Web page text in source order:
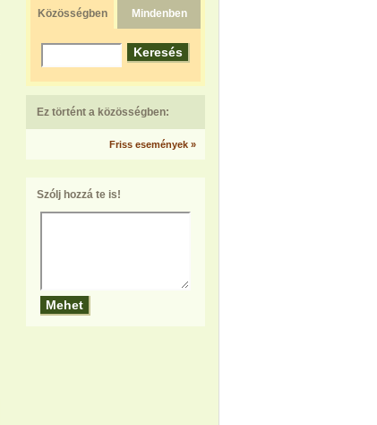
Közösségben Mindenben
Ez történt a közösségben:
Friss események »
Szólj hozzá te is!